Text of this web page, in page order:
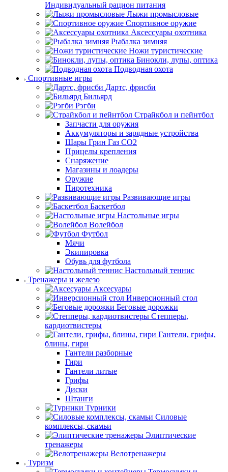
Индивидуальный рацион питания
Лыжи промысловые
Спортивное оружие
Аксессуары охотника
Рыбалка зимняя
Ножи туристические
Бинокли, лупы, оптика
Подводная охота
Спортивные игры
Дартс, фрисби
Бильярд
Рэгби
Страйкбол и пейнтбол
Запчасти для оружия
Аккумуляторы и зарядные устройства
Шары Грин Газ СО2
Прицелы крепления
Снаряжение
Магазины и лоадеры
Оружие
Пиротехника
Развивающие игры
Баскетбол
Настольные игры
Волейбол
Футбол
Мячи
Экипировка
Обувь для футбола
Настольный теннис
Тренажеры и железо
Аксесуары
Инверсионный стол
Беговые дорожки
Степперы,
кардиотвистеры
Гантели, грифы,
блины, гири
Гантели разборные
Гири
Гантели литые
Грифы
Диски
Штанги
Турники
Силовые
комплексы, скамьи
Элиптические
тренажеры
Велотренажеры
Туризм